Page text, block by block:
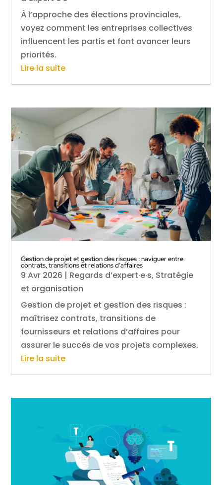
À l’approche des élections provinciales,
voyez comment les entreprises collectives
influencent les partis et font avancer leurs
priorités.
Lire la suite
Gestion de projet et gestion des risques : naviguer entre
contrats, transitions et relations d’affaires
9 Avr 2026 | Regards d’expert·e·s, Stratégie
et organisation
Gestion de projet et gestion des risques :
maîtrisez contrats, transitions de
fournisseurs et relations d’affaires pour
assurer le succès de vos projets complexes.
Lire la suite